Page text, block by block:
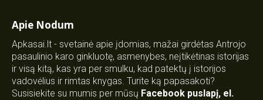
Apie Nodum
Apkasai.lt - svetainė apie įdomias, mažai girdėtas Antrojo
pasaulinio karo ginkluotę, asmenybes, neįtikėtinas istorijas
ir visą kitą, kas yra per smulku, kad patektų į istorijos
vadovėlius ir rimtas knygas. Turite ką papasakoti?
Susisiekite su mumis per mūsų Facebook puslapį, el.